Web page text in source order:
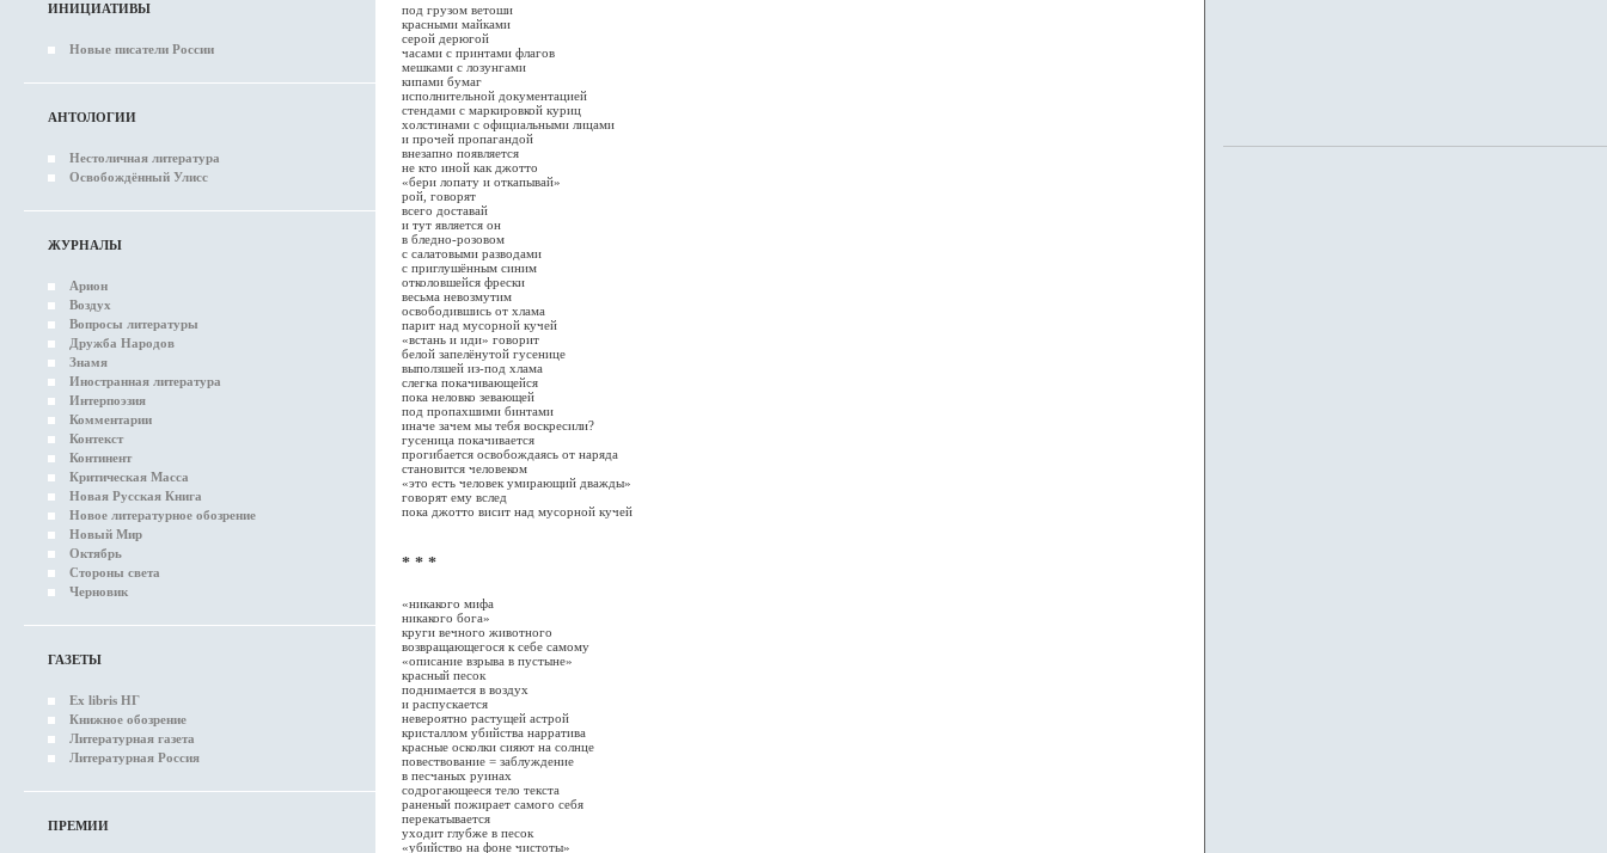
ИНИЦИАТИВЫ
Новые писатели России
АНТОЛОГИИ
Нестоличная литература
Освобождённый Улисс
ЖУРНАЛЫ
Арион
Воздух
Вопросы литературы
Дружба Народов
Знамя
Иностранная литература
Интерпоэзия
Комментарии
Контекст
Континент
Критическая Масса
Новая Русская Книга
Новое литературное обозрение
Новый Мир
Октябрь
Стороны света
Черновик
ГАЗЕТЫ
Ex libris НГ
Книжное обозрение
Литературная газета
Литературная Россия
ПРЕМИИ
под грузом ветоши
красными майками
серой дерюгой
часами с принтами флагов
мешками с лозунгами
кипами бумаг
исполнительной документацией
стендами с маркировкой куриц
холстинами с официальными лицами
и прочей пропагандой
внезапно появляется
не кто иной как джотто
«бери лопату и откапывай»
рой, говорят
всего доставай
и тут является он
в бледно-розовом
с салатовыми разводами
с приглушённым синим
отколовшейся фрески
весьма невозмутим
освободившись от хлама
парит над мусорной кучей
«встань и иди» говорит
белой запелёнутой гусенице
выползшей из-под хлама
слегка покачивающейся
пока неловко зевающей
под пропахшими бинтами
иначе зачем мы тебя воскресили?
гусеница покачивается
прогибается освобождаясь от наряда
становится человеком
«это есть человек умирающий дважды»
говорят ему вслед
пока джотто висит над мусорной кучей
* * *
«никакого мифа
никакого бога»
круги вечного животного
возвращающегося к себе самому
«описание взрыва в пустыне»
красный песок
поднимается в воздух
и распускается
невероятно растущей астрой
кристаллом убийства нарратива
красные осколки сияют на солнце
повествование = заблуждение
в песчаных руинах
содрогающееся тело текста
раненый пожирает самого себя
перекатывается
уходит глубже в песок
«убийство на фоне чистоты»